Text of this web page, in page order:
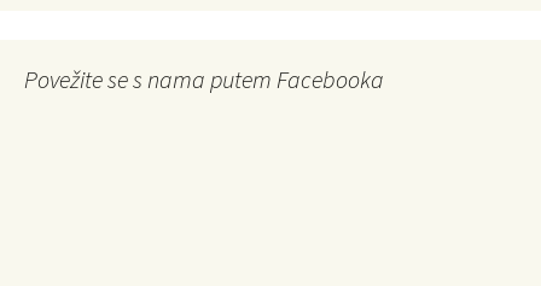
Povežite se s nama putem Facebooka